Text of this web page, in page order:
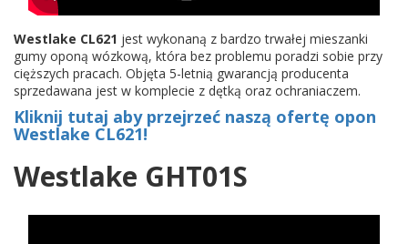
Westlake CL621 jest wykonaną z bardzo trwałej mieszanki
gumy oponą wózkową, która bez problemu poradzi sobie przy
cięższych pracach. Objęta 5-letnią gwarancją producenta
sprzedawana jest w komplecie z dętką oraz ochraniaczem.
Kliknij tutaj aby przejrzeć naszą ofertę opon
Westlake CL621!
Westlake GHT01S